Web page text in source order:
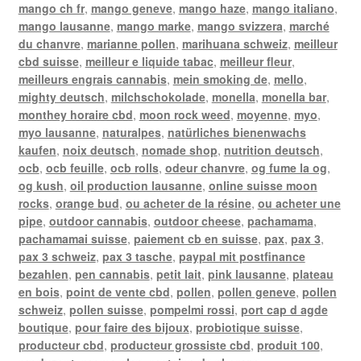
mango ch fr, mango geneve, mango haze, mango italiano,
mango lausanne, mango marke, mango svizzera, marché
du chanvre, marianne pollen, marihuana schweiz, meilleur
cbd suisse, meilleur e liquide tabac, meilleur fleur,
meilleurs engrais cannabis, mein smoking de, mello,
mighty deutsch, milchschokolade, monella, monella bar,
monthey horaire cbd, moon rock weed, moyenne, myo,
myo lausanne, naturalpes, natürliches bienenwachs
kaufen, noix deutsch, nomade shop, nutrition deutsch,
ocb, ocb feuille, ocb rolls, odeur chanvre, og fume la og,
og kush, oil production lausanne, online suisse moon
rocks, orange bud, ou acheter de la résine, ou acheter une
pipe, outdoor cannabis, outdoor cheese, pachamama,
pachamamai suisse, paiement cb en suisse, pax, pax 3,
pax 3 schweiz, pax 3 tasche, paypal mit postfinance
bezahlen, pen cannabis, petit lait, pink lausanne, plateau
en bois, point de vente cbd, pollen, pollen geneve, pollen
schweiz, pollen suisse, pompelmi rossi, port cap d agde
boutique, pour faire des bijoux, probiotique suisse,
producteur cbd, producteur grossiste cbd, produit 100,